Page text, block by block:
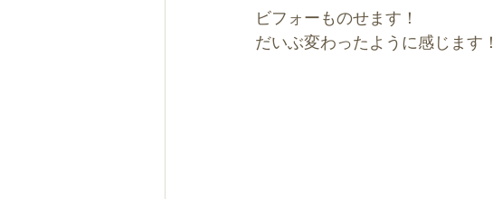
ビフォーものせます！
だいぶ変わったように感じます！